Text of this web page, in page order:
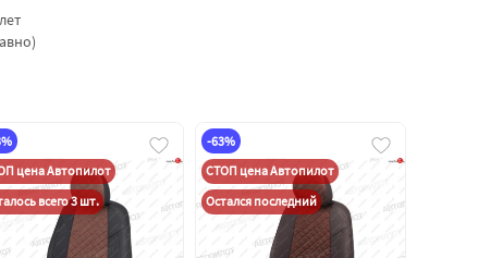
цена Автопилот
всего 3 шт.
-63%
СТОП цена Автопилот
Остался последний